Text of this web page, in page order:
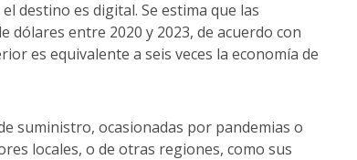
destino es digital. Se estima que las
entre 2020 y 2023, de acuerdo con
es equivalente a seis veces la economía de
suministro, ocasionadas por pandemias o
locales, o de otras regiones, como sus